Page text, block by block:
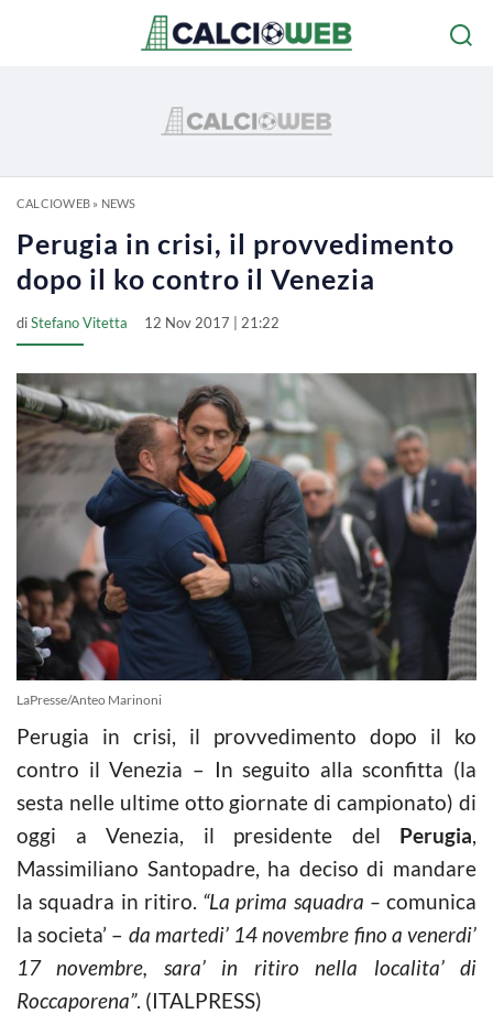
CALCIOWEB» NEWS
Perugia in crisi, il provvedimento
dopo il ko contro il Venezia
diStefano Vitetta 12 Nov 2017 | 21:22
LaPresse/Anteo Marinoni
Perugia in crisi, il provvedimento dopo il ko
contro il Venezia – In seguito alla sconfitta (la
sesta nelle ultime otto giornate di campionato) di
oggi a Venezia, il presidente del Perugia,
Massimiliano Santopadre, ha deciso di mandare
la squadra in ritiro. “La prima squadra – comunica
la societa’ – da martedi’ 14 novembre fino a venerdi’
17 novembre, sara’ in ritiro nella localita’ di
Roccaporena”. (ITALPRESS)